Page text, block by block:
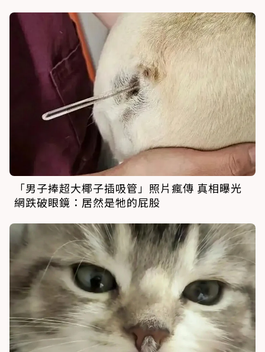
「男子捧超大椰子插吸管」照片瘋傳 真相曝光
網跌破眼鏡：居然是牠的屁股